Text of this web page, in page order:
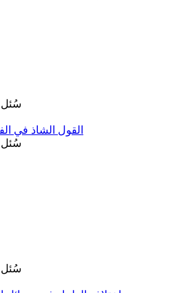
سُئل
6089 - القول الشاذ
سُئل
سُئل